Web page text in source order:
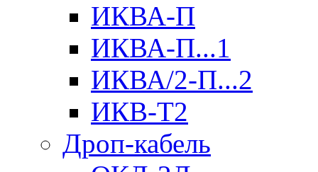
ИКВА-П
ИКВА-П...1
ИКВА/2-П...2
ИКВ-Т2
Дроп-кабель